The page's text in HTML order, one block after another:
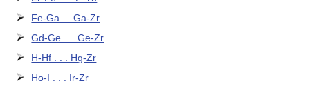
Fe-Ga . . Ga-Zr
Gd-Ge . . .Ge-Zr
H-Hf . . . Hg-Zr
Ho-I . . . Ir-Zr